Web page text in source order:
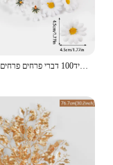
תפקיד100 דברי פרחים פרחים משי לבנים